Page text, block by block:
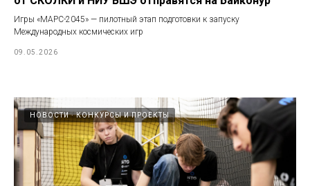
Игры «МАРС-2045» — пилотный этап подготовки к запуску
Международных космических игр
09.05.2026
НОВОСТИ КОНКУРСЫ И ПРОЕКТЫ